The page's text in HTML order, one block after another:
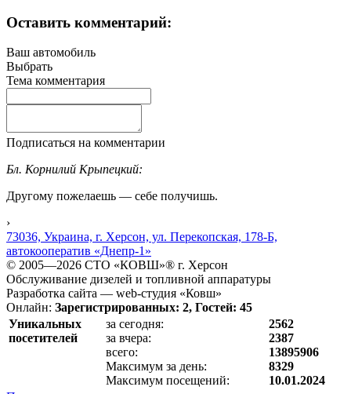
Оставить комментарий:
Ваш автомобиль
Выбрать
Тема комментария
Подписаться на комментарии
Бл. Корнилий Крыпецкий:
Другому пожелаешь — себе получишь.
›
73036, Украина, г. Херсон, ул. Перекопская, 178-Б,
автокооператив «Днепр-1»
© 2005—2026 СТО «КОВШ»® г. Херсон
Обслуживание дизелей и топливной аппаратуры
Разработка сайта — web-студия «Ковш»
Онлайн: Зарегистрированных: 2, Гостей: 45
Уникальных
посетителей
за сегодня:
за вчера:
всего:
Максимум за день:
Максимум посещений:
2562
2387
13895906
8329
10.01.2024